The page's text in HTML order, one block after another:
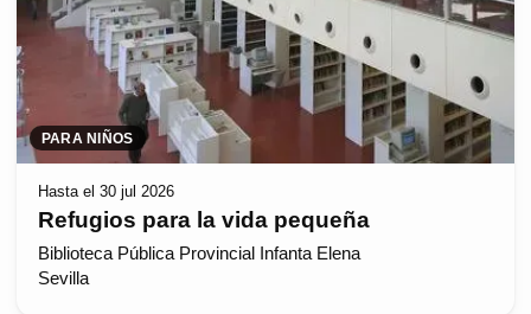
PARA NIÑOS
Hasta el 30 jul 2026
Refugios para la vida pequeña
Biblioteca Pública Provincial Infanta Elena
Sevilla